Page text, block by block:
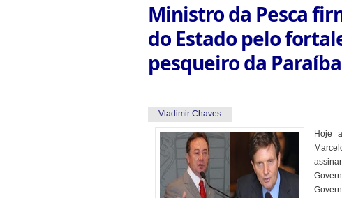
Ministro da Pesca
do Estado pelo
pesqueiro da
Vladimir Chaves
Hoje